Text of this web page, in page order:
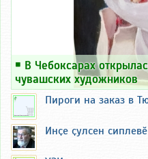
￭ В Чебоксарах
чувашских художников
Пироги на заказ в
Инҫе ҫулсен сиплевӗ